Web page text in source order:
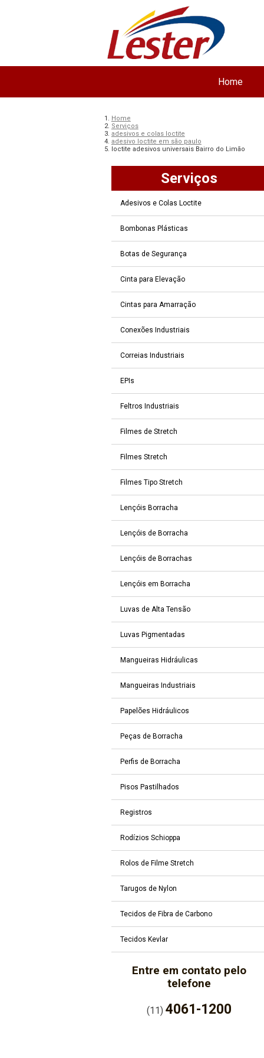
Home
Home
Serviços
adesivos e colas loctite
adesivo loctite em são paulo
loctite adesivos universais Bairro do Limão
Serviços
Adesivos e Colas Loctite
Bombonas Plásticas
Botas de Segurança
Cinta para Elevação
Cintas para Amarração
Conexões Industriais
Correias Industriais
EPIs
Feltros Industriais
Filmes de Stretch
Filmes Stretch
Filmes Tipo Stretch
Lençóis Borracha
Lençóis de Borracha
Lençóis de Borrachas
Lençóis em Borracha
Luvas de Alta Tensão
Luvas Pigmentadas
Mangueiras Hidráulicas
Mangueiras Industriais
Papelões Hidráulicos
Peças de Borracha
Perfis de Borracha
Pisos Pastilhados
Registros
Rodízios Schioppa
Rolos de Filme Stretch
Tarugos de Nylon
Tecidos de Fibra de Carbono
Tecidos Kevlar
Entre em contato pelo
telefone
(11)4061-1200